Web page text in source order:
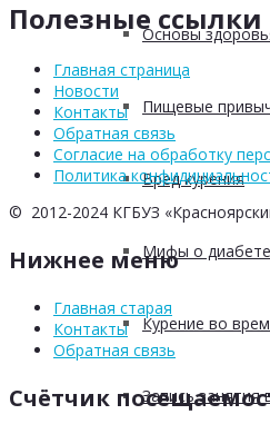
Основы
Пищевые
Вред курения
Мифы о диабете
Курение во
Запись занятия
Полезные ссылки
Главная страница
Новости
Контакты
Обратная связь
Согласие на обработку
Политика
© 2012-2024 КГБУЗ
Нижнее меню
Главная старая
Контакты
Обратная связь
Счётчик